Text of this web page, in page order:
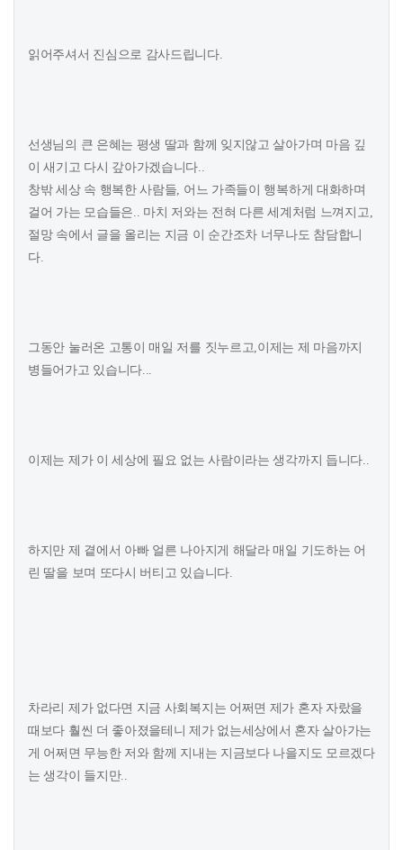
읽어주셔서 진심으로 감사드립니다.
선생님의 큰 은혜는 평생 딸과 함께 잊지않고 살아가며 마음 깊
이 새기고 다시 갚아가겠습니다..
창밖 세상 속 행복한 사람들, 어느 가족들이 행복하게 대화하며
걸어 가는 모습들은.. 마치 저와는 전혀 다른 세계처럼 느껴지고,
절망 속에서 글을 올리는 지금 이 순간조차 너무나도 참담합니
다.
그동안 눌러온 고통이 매일 저를 짓누르고,이제는 제 마음까지
병들어가고 있습니다...
이제는 제가 이 세상에 필요 없는 사람이라는 생각까지 듭니다..
하지만 제 곁에서 아빠 얼른 나아지게 해달라 매일 기도하는 어
린 딸을 보며 또다시 버티고 있습니다.
차라리 제가 없다면 지금 사회복지는 어쩌면 제가 혼자 자랐을
때보다 훨씬 더 좋아졌을테니 제가 없는세상에서 혼자 살아가는
게 어쩌면 무능한 저와 함께 지내는 지금보다 나을지도 모르겠다
는 생각이 들지만..